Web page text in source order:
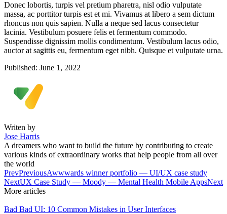
Donec lobortis, turpis vel pretium pharetra, nisl odio vulputate
massa, ac porttitor turpis est et mi. Vivamus at libero a sem dictum
rhoncus non quis sapien. Nulla a neque sed lacus consectetur
lacinia. Vestibulum posuere felis et fermentum commodo.
Suspendisse dignissim mollis condimentum. Vestibulum lacus odio,
auctor at sagittis eu, fermentum eget nibh. Quisque et vulputate urna.
Published: June 1, 2022
Writen by
Jose Harris
A dreamers who want to build the future by contributing to create
various kinds of extraordinary works that help people from all over
the world
PrevPreviousAwwwards winner portfolio — UI/UX case study
NextUX Case Study — Moody — Mental Health Mobile AppsNext
More articles
Bad Bad UI: 10 Common Mistakes in User Interfaces